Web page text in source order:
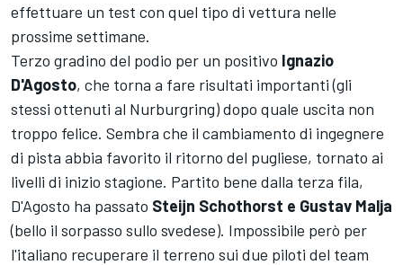
effettuare un test con quel tipo di vettura nelle
prossime settimane.
Terzo gradino del podio per un positivo Ignazio
D'Agosto, che torna a fare risultati importanti (gli
stessi ottenuti al Nurburgring) dopo quale uscita non
troppo felice. Sembra che il cambiamento di ingegnere
di pista abbia favorito il ritorno del pugliese, tornato ai
livelli di inizio stagione. Partito bene dalla terza fila,
D'Agosto ha passato Steijn Schothorst e Gustav Malja
(bello il sorpasso sullo svedese). Impossibile però per
l'italiano recuperare il terreno sui due piloti del team